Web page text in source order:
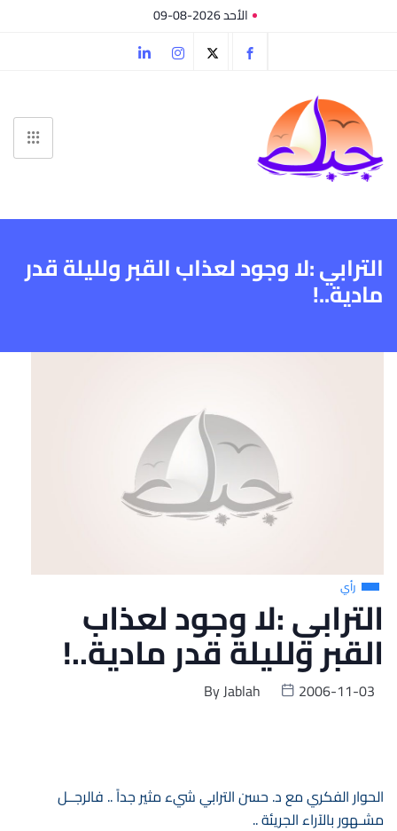
الأحد 2026-08-09
الترابي :لا وجود لعذاب القبر ولليلة قدر
مادية..!
رأي
الترابي :لا وجود لعذاب
القبر ولليلة قدر مادية..!
ByJablah 2006-11-03
الحوار الفكري مع د. حسن الترابي شيء مثير جداً .. فالرجــل
مشـهور بالآراء الجريئة ..